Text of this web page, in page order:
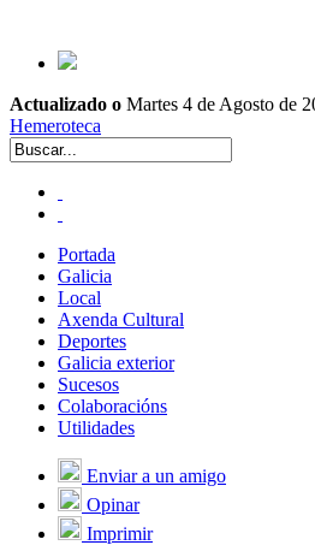
Actualizado o Martes 4 de Agosto de
Hemeroteca
Portada
Galicia
Local
Axenda Cultural
Deportes
Galicia exterior
Sucesos
Colaboracións
Utilidades
Enviar a un amigo
Opinar
Imprimir